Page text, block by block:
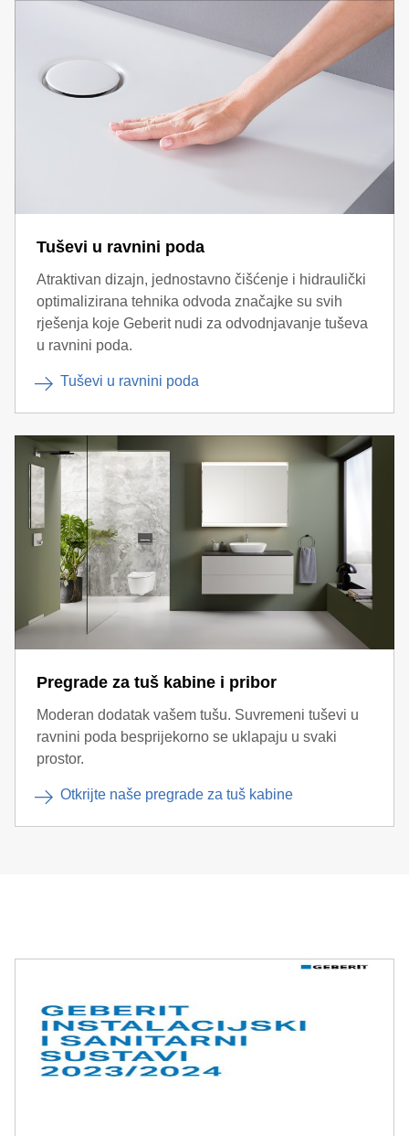
Tuševi u ravnini poda
Atraktivan dizajn, jednostavno čišćenje i hidraulički
optimalizirana tehnika odvoda značajke su svih
rješenja koje Geberit nudi za odvodnjavanje tuševa
u ravnini poda.
Tuševi u ravnini poda
Pregrade za tuš kabine i pribor
Moderan dodatak vašem tušu. Suvremeni tuševi u
ravnini poda besprijekorno se uklapaju u svaki
prostor.
Otkrijte naše pregrade za tuš kabine